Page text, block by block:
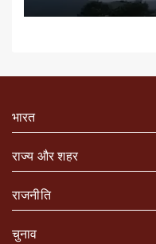
भारत
राज्य और शहर
राजनीति
चुनाव